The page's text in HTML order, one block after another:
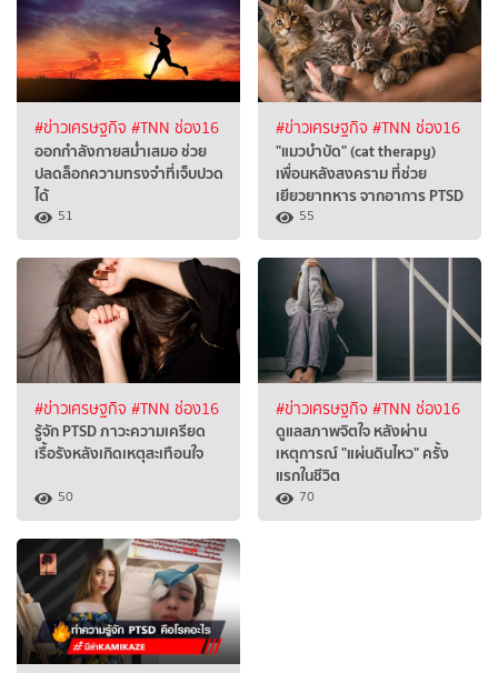
#ข่าวเศรษฐกิจ #TNN ช่อง16
ออกกำลังกายสม่ำเสมอ ช่วย
ปลดล็อกความทรงจำที่เจ็บปวด
ได้
51
#ข่าวเศรษฐกิจ #TNN ช่อง16
"แมวบำบัด" (cat therapy)
เพื่อนหลังสงคราม ที่ช่วย
เยียวยาทหาร จากอาการ PTSD
55
#ข่าวเศรษฐกิจ #TNN ช่อง16
รู้จัก PTSD ภาวะความเครียด
เรื้อรังหลังเกิดเหตุสะเทือนใจ
50
#ข่าวเศรษฐกิจ #TNN ช่อง16
ดูแลสภาพจิตใจ หลังผ่าน
เหตุการณ์ "แผ่นดินไหว" ครั้ง
แรกในชีวิต
70